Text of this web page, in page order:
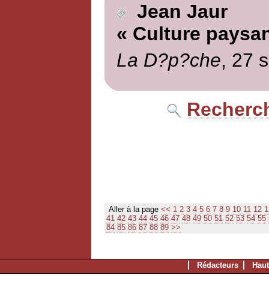
Jean Jaur
« Culture
La D?p?che, 27
Aller à la page << 1 2 3 4 5 6 7 8 9 10 11 12
41 42 43 44 45 46 47 48 49 50 51 52 53 54 55
84 85 86 87 88 89 >>
Rédacteurs